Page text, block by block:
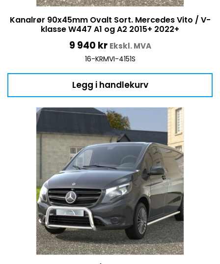
Kanalrør 90x45mm Ovalt Sort. Mercedes Vito / V-
klasse W447 A1 og A2 2015+ 2022+
9 940 kr Ekskl. MVA
16-KRMVI-4151S
Legg i handlekurv